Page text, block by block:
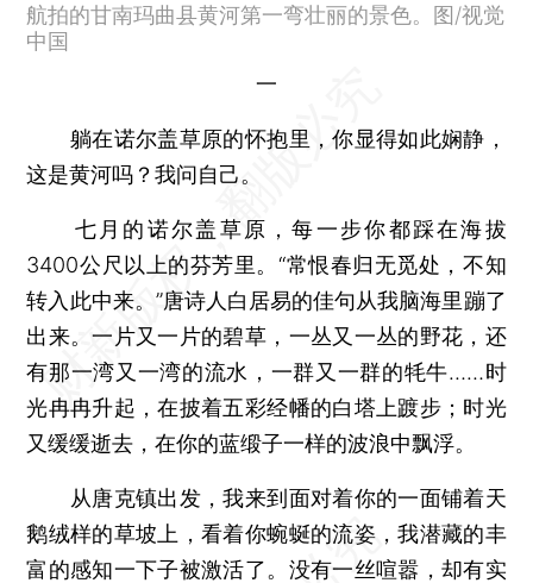
航拍的甘南玛曲县黄河第一弯壮丽的景色。图/视觉
中国
一
躺在诺尔盖草原的怀抱里，你显得如此娴静，
这是黄河吗？我问自己。
七月的诺尔盖草原，每一步你都踩在海拔
3400公尺以上的芬芳里。“常恨春归无觅处，不知
转入此中来。”唐诗人白居易的佳句从我脑海里蹦了
出来。一片又一片的碧草，一丛又一丛的野花，还
有那一湾又一湾的流水，一群又一群的牦牛……时
光冉冉升起，在披着五彩经幡的白塔上踱步；时光
又缓缓逝去，在你的蓝缎子一样的波浪中飘浮。
从唐克镇出发，我来到面对着你的一面铺着天
鹅绒样的草坡上，看着你蜿蜒的流姿，我潜藏的丰
富的感知一下子被激活了。没有一丝喧嚣，却有实